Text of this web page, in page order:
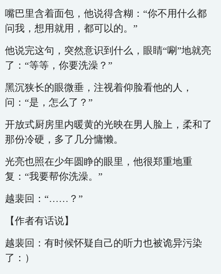
嘴巴里含着面包，他说得含糊：“你不用什么都
问我，想用就用，都可以的。”
他说完这句，突然意识到什么，眼睛“唰”地就亮
了：“等等，你要洗澡？”
黑沉狭长的眼微垂，注视着仰脸看他的人，
问：“是，怎么了？”
开放式厨房里内暖黄的光映在男人脸上，柔和了
那份冷硬，多了几分慵懒。
光亮也照在少年圆睁的眼里，他很郑重地重
复：“我要帮你洗澡。”
越裴回：“……？”
【作者有话说】
越裴回：有时候怀疑自己的听力也被诡异污染
了：）